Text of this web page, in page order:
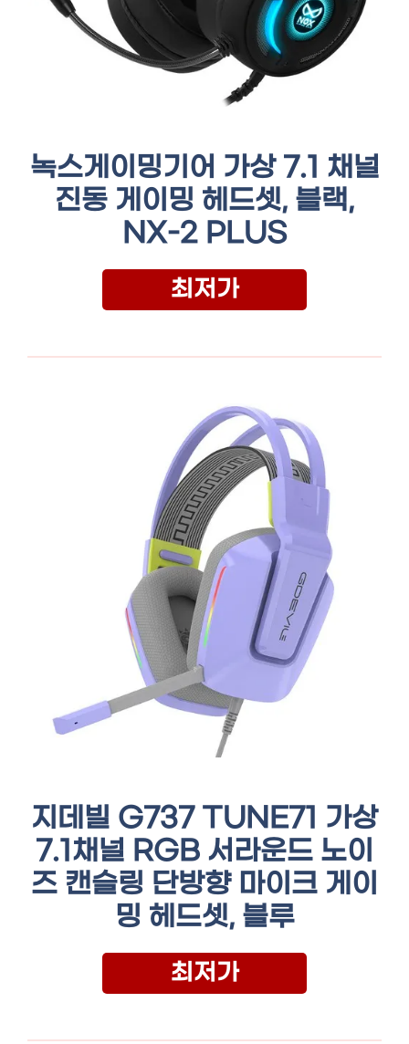
녹스게이밍기어 가상 7.1 채널
진동 게이밍 헤드셋, 블랙,
NX-2 PLUS
최저가
지데빌 G737 TUNE71 가상
7.1채널 RGB 서라운드 노이
즈 캔슬링 단방향 마이크 게이
밍 헤드셋, 블루
최저가